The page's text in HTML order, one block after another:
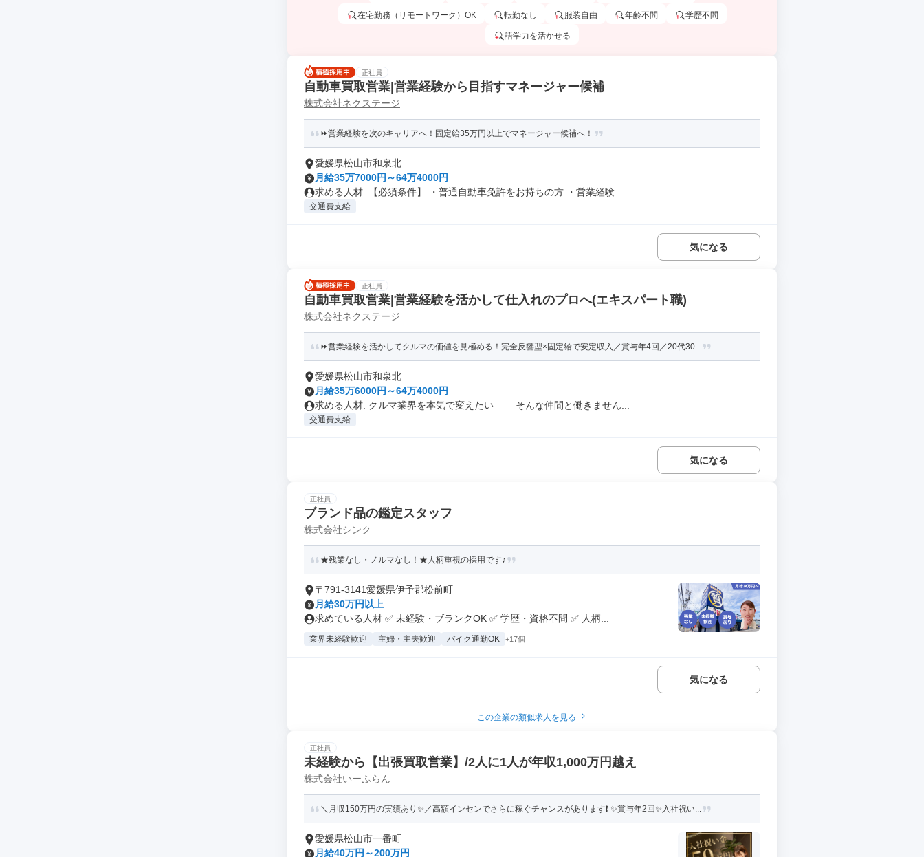
在宅勤務（リモートワーク）OK 転勤なし 服装自由 年齢不問 学歴不問
語学力を活かせる
正社員
自動車買取営業|営業経験から目指すマネージャー候補
株式会社ネクステージ
⏩️営業経験を次のキャリアへ！固定給35万円以上でマネージャー候補へ！
愛媛県松山市和泉北
月給35万7000円～64万4000円
求める人材: 【必須条件】 ・普通自動車免許をお持ちの方 ・営業経験...
交通費支給
気になる
正社員
自動車買取営業|営業経験を活かして仕入れのプロへ(エキスパート職)
株式会社ネクステージ
⏩️営業経験を活かしてクルマの価値を見極める！完全反響型×固定給で安定収入／賞与年4回／20代30...
愛媛県松山市和泉北
月給35万6000円～64万4000円
求める人材: クルマ業界を本気で変えたい―― そんな仲間と働きません...
交通費支給
気になる
正社員
ブランド品の鑑定スタッフ
株式会社シンク
★残業なし・ノルマなし！★人柄重視の採用です♪
〒791-3141愛媛県伊予郡松前町
月給30万円以上
求めている人材 ✅ 未経験・ブランクOK ✅ 学歴・資格不問 ✅ 人柄...
業界未経験歓迎 主婦・主夫歓迎 バイク通勤OK +17個
気になる
この企業の類似求人を見る
正社員
未経験から【出張買取営業】/2人に1人が年収1,000万円越え
株式会社いーふらん
＼月収150万円の実績あり✨／高額インセンでさらに稼ぐチャンスがあります❗ ✨賞与年2回✨入社祝い...
愛媛県松山市一番町
月給40万円～200万円